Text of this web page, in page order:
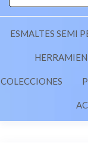
ESMALTES SEMI
COLECCIONES